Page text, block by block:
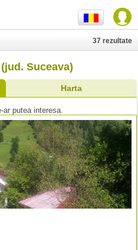
Suceava)
Harta
37 rezultate
ar putea interesa.